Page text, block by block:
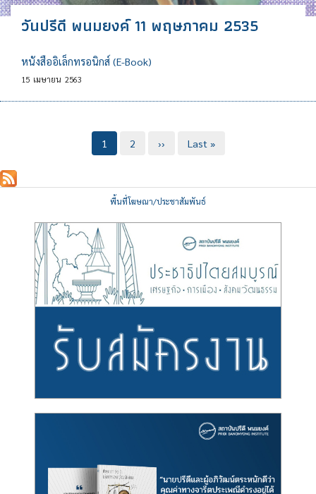
วันปรีดี พนมยงค์ 11 พฤษภาคม 2535
หนังสืออิเล็กทรอนิกส์ (E-Book)
15 เมษายน 2563
Current
1 Page
2
Next
››
Last
Last »
พื้นที่โฆษณา/ประชาสัมพันธ์